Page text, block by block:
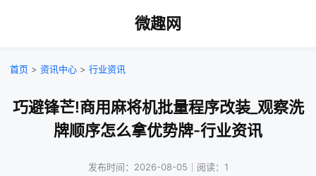
微趣网
首页 > 资讯中心 > 行业资讯
巧避锋芒!商用麻将机批量程序改装_观察洗
牌顺序怎么拿优势牌-行业资讯
发布时间：2026-08-05｜阅读：1